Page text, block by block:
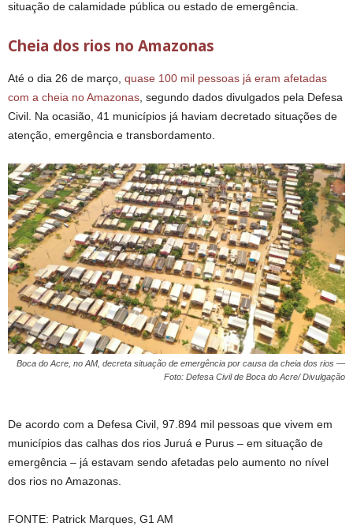
situação de calamidade pública ou estado de emergência.
Cheia dos rios no Amazonas
Até o dia 26 de março, quase 100 mil pessoas já eram afetadas
com a cheia no Amazonas, segundo dados divulgados pela Defesa
Civil. Na ocasião, 41 municípios já haviam decretado situações de
atenção, emergência e transbordamento.
Boca do Acre, no AM, decreta situação de emergência por causa da cheia dos rios —
Foto: Defesa Civil de Boca do Acre/ Divulgação
De acordo com a Defesa Civil, 97.894 mil pessoas que vivem em
municípios das calhas dos rios Juruá e Purus – em situação de
emergência – já estavam sendo afetadas pelo aumento no nível
dos rios no Amazonas.
FONTE: Patrick Marques, G1 AM